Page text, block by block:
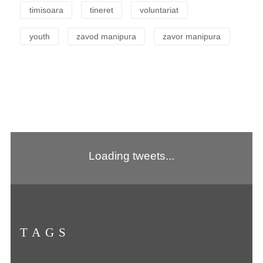
timisoara tineret voluntariat
youth zavod manipura zavor manipura
Loading tweets...
TAGS